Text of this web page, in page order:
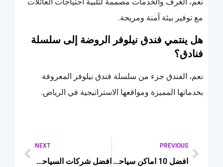
مع توفير بيئة آمنة ومريحة.
هل ينتمي فندق نيلوفر الروضة إلى سلسلة
فنادق؟
نعم، الفندق جزء من سلسلة فندق نيلوفر المعروفة
بخدماتها المميزة ومواقعها الاستراتيجية في الرياض.
PREVIOUS
افضل 10 اماكن سياحية في العالم
NEXT
افضل شركات السياحة في الاسكندرية